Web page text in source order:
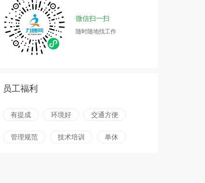
微信扫一扫
随时随地找工作
员工福利
有提成 环境好 交通方便
管理规范 技术培训 单休